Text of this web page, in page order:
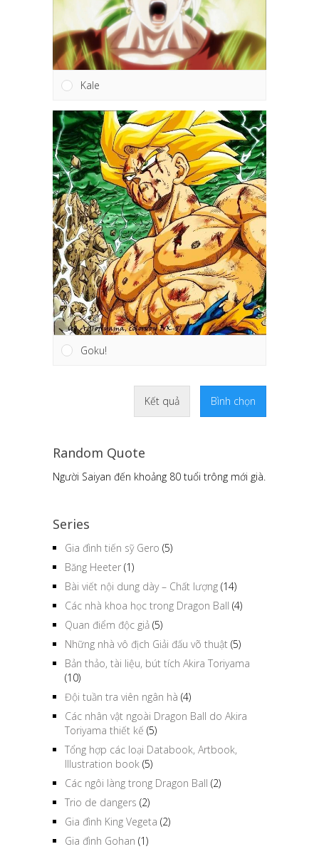
miêu tả blog:
viết bài,
Bài đăng mới
vegetto
Sau đó bạn copy toàn bộ bài viết trên web
vào đây
khóa rải rác ở đầu, giữa, và cuối đoạn
mình đã làm , bạn để nguyên ko chỉnh sửa gì)
Cực quan trọng:
Kale
Goku!
Kết quả Bình chọn
Random Quote
Người Saiyan đến khoảng 80 tuổi trông mới già.
Series
Gia đình tiến sỹ Gero (5)
Băng Heeter (1)
Bài viết nội dung dày – Chất lượng (14)
Các nhà khoa học trong Dragon Ball (4)
Quan điểm độc giả (5)
Những nhà vô địch Giải đấu võ thuật (5)
Bản thảo, tài liệu, bút tích Akira Toriyama
(10)
Đội tuần tra viên ngân hà (4)
Các nhân vật ngoài Dragon Ball do Akira
Toriyama thiết kế (5)
Tổng hợp các loại Databook, Artbook,
Illustration book (5)
Các ngôi làng trong Dragon Ball (2)
Trio de dangers (2)
Gia đình King Vegeta (2)
Gia đình Gohan (1)